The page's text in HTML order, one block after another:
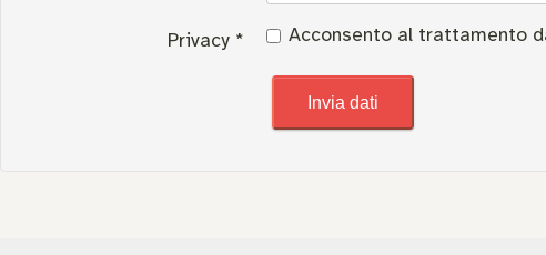
Privacy * Acconsento al trattamento
Invia dati